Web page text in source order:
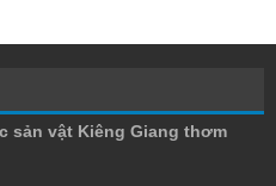
sản vật Kiêng Giang thơm